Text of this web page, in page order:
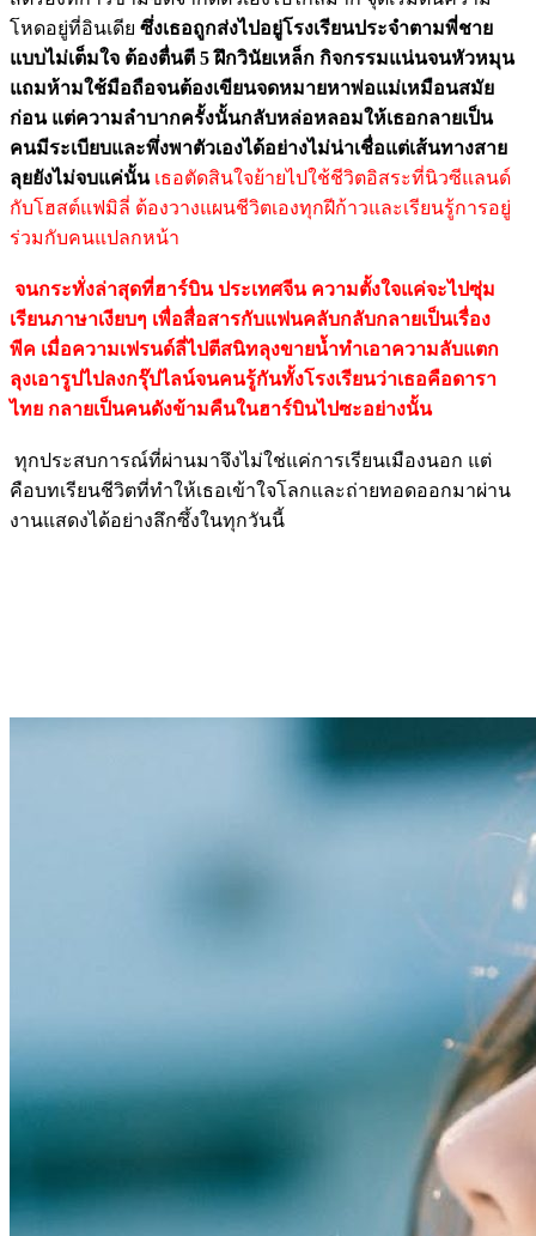
โหดอยู่ที่อินเดีย ซึ่งเธอถูกส่งไปอยู่โรงเรียนประจำตามพี่ชาย
แบบไม่เต็มใจ ต้องตื่นตี 5 ฝึกวินัยเหล็ก กิจกรรมแน่นจนหัวหมุน
แถมห้ามใช้มือถือจนต้องเขียนจดหมายหาพ่อแม่เหมือนสมัย
ก่อน แต่ความลำบากครั้งนั้นกลับหล่อหลอมให้เธอกลายเป็น
คนมีระเบียบและพึ่งพาตัวเองได้อย่างไม่น่าเชื่อแต่เส้นทางสาย
ลุยยังไม่จบแค่นั้นเธอตัดสินใจย้ายไปใช้ชีวิตอิสระที่นิวซีแลนด์
กับโฮสต์แฟมิลี่ ต้องวางแผนชีวิตเองทุกฝีก้าวและเรียนรู้การอยู่
ร่วมกับคนแปลกหน้า
จนกระทั่งล่าสุดที่ฮาร์บิน ประเทศจีน ความตั้งใจแค่จะไปซุ่ม
เรียนภาษาเงียบๆ เพื่อสื่อสารกับแฟนคลับกลับกลายเป็นเรื่อง
พีค เมื่อความเฟรนด์ลี่ไปตีสนิทลุงขายน้ำทำเอาความลับแตก
ลุงเอารูปไปลงกรุ๊ปไลน์จนคนรู้กันทั้งโรงเรียนว่าเธอคือดารา
ไทย กลายเป็นคนดังข้ามคืนในฮาร์บินไปซะอย่างนั้น
ทุกประสบการณ์ที่ผ่านมาจึงไม่ใช่แค่การเรียนเมืองนอก แต่
คือบทเรียนชีวิตที่ทำให้เธอเข้าใจโลกและถ่ายทอดออกมาผ่าน
งานแสดงได้อย่างลึกซึ้งในทุกวันนี้